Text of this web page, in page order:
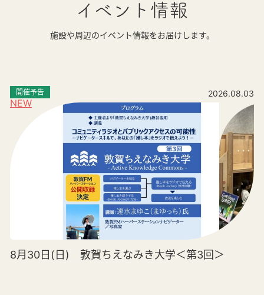
イベント情報
施設や周辺のイベント情報をお届けします。
NEW
開催予告 2026.08.03
8月30日(日) 敦賀ちえなみき大学＜第3回＞